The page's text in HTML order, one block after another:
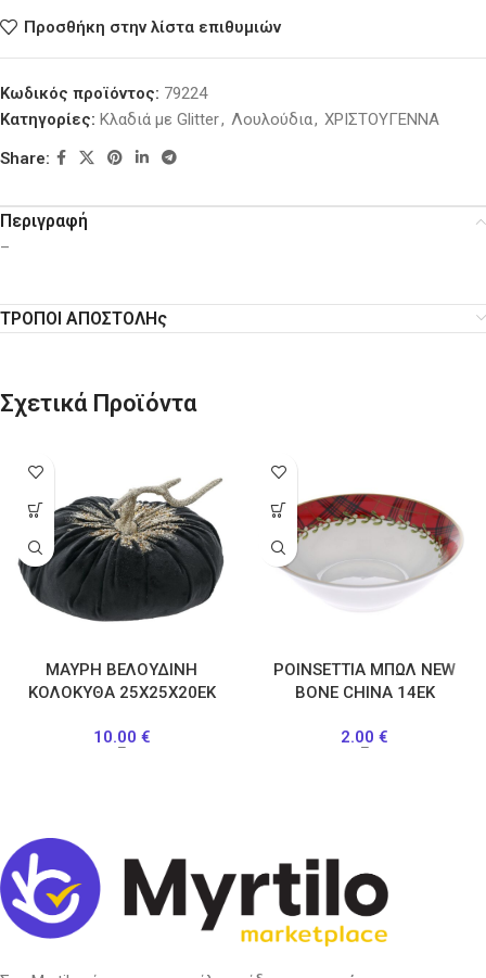
Προσθήκη στην λίστα επιθυμιών
Κωδικός προϊόντος: 79224
Κατηγορίες: Κλαδιά με Glitter, Λουλούδια, ΧΡΙΣΤΟΥΓΕΝΝΑ
Share:
Περιγραφή
–
ΤΡΟΠΟΙ ΑΠΟΣΤΟΛΗς
Σχετικά Προϊόντα
ΜΑΥΡΗ ΒΕΛΟΥΔΙΝΗ
ΚΟΛΟΚΥΘΑ 25Χ25Χ20ΕΚ
10.00 €
–
POINSETTIA ΜΠΩΛ NEW
BONE CHINA 14ΕΚ
2.00 €
–